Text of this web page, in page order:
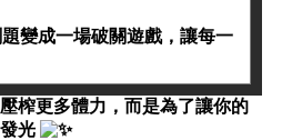
變成一場破關遊戲，讓每一
榨更多體力，而是為了讓你的
光